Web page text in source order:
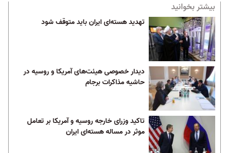
بیشتر بخوانید
تهدید هسته‌ای ایران باید متوقف شود
دیدار خصوصی هیئت‌های آمریکا و روسیه در
حاشیه مذاکرات برجام
تاکید وزرای خارجه روسیه و آمریکا بر تعامل
موثر در مساله هسته‌ای ایران